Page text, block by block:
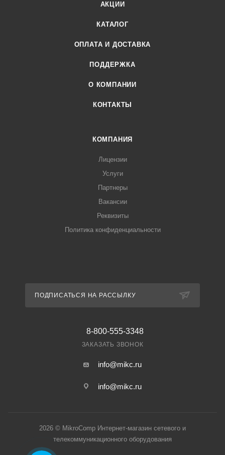
АКЦИИ
КАТАЛОГ
ОПЛАТА И ДОСТАВКА
ПОДДЕРЖКА
О КОМПАНИИ
КОНТАКТЫ
КОМПАНИЯ
Лицензии
Услуги
Партнеры
Вакансии
Реквизиты
Политика конфиденциальности
ПОДПИСАТЬСЯ НА РАССЫЛКУ
8-800-555-3348
ЗАКАЗАТЬ ЗВОНОК
info@mikc.ru
info@mikc.ru
2026 © MikroComp Интернет-магазин сетевого и
телекоммуникационного оборудования